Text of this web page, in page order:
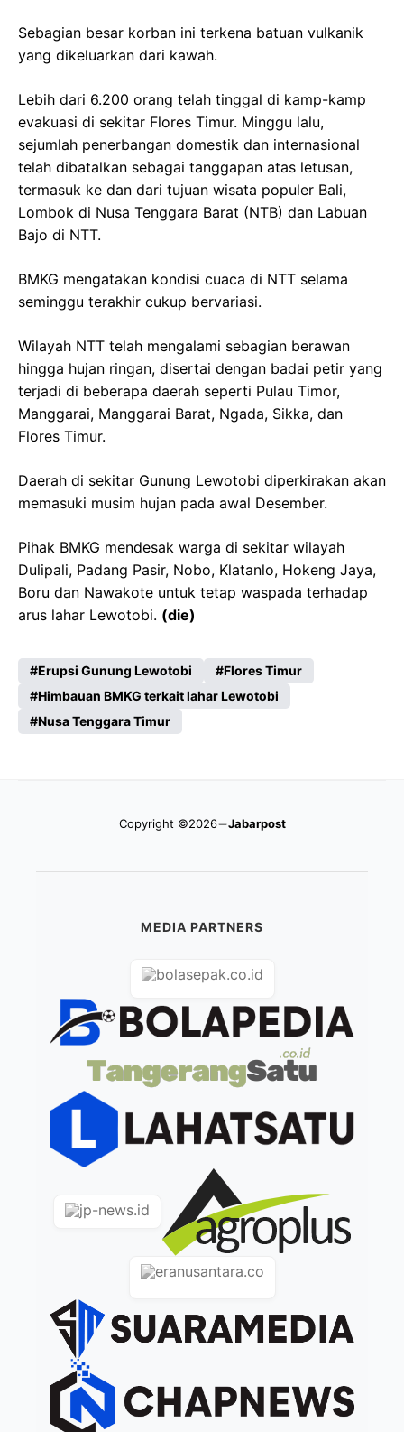
Sebagian besar korban ini terkena batuan vulkanik
yang dikeluarkan dari kawah.
Lebih dari 6.200 orang telah tinggal di kamp-kamp
evakuasi di sekitar Flores Timur. Minggu lalu,
sejumlah penerbangan domestik dan internasional
telah dibatalkan sebagai tanggapan atas letusan,
termasuk ke dan dari tujuan wisata populer Bali,
Lombok di Nusa Tenggara Barat (NTB) dan Labuan
Bajo di NTT.
BMKG mengatakan kondisi cuaca di NTT selama
seminggu terakhir cukup bervariasi.
Wilayah NTT telah mengalami sebagian berawan
hingga hujan ringan, disertai dengan badai petir yang
terjadi di beberapa daerah seperti Pulau Timor,
Manggarai, Manggarai Barat, Ngada, Sikka, dan
Flores Timur.
Daerah di sekitar Gunung Lewotobi diperkirakan akan
memasuki musim hujan pada awal Desember.
Pihak BMKG mendesak warga di sekitar wilayah
Dulipali, Padang Pasir, Nobo, Klatanlo, Hokeng Jaya,
Boru dan Nawakote untuk tetap waspada terhadap
arus lahar Lewotobi. (die)
Erupsi Gunung Lewotobi
Flores Timur
Himbauan BMKG terkait lahar Lewotobi
Nusa Tenggara Timur
Copyright ©2026 Jabarpost
MEDIA PARTNERS